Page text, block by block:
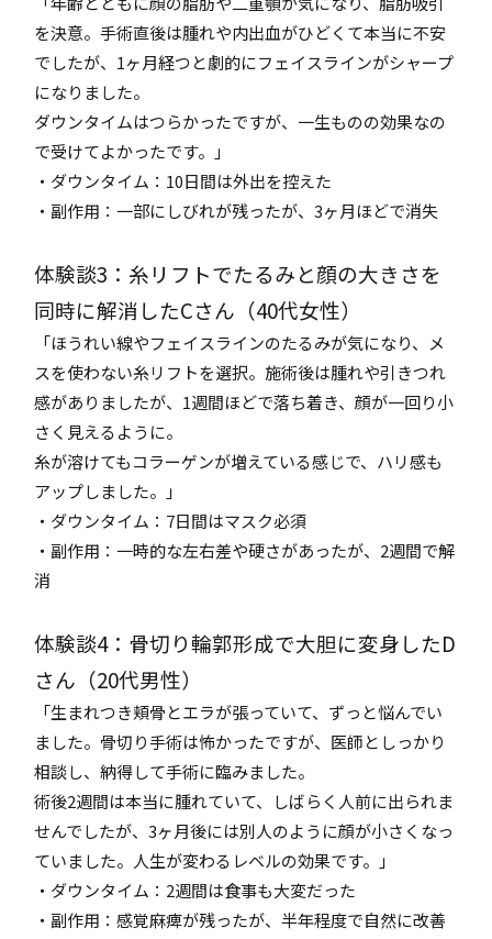
を決意。手術直後は腫れや内出血がひどくて本当に不安
でしたが、1ヶ月経つと劇的にフェイスラインがシャープ
になりました。
ダウンタイムはつらかったですが、一生ものの効果なの
で受けてよかったです。」
・ダウンタイム：10日間は外出を控えた
・副作用：一部にしびれが残ったが、3ヶ月ほどで消失
体験談3：糸リフトでたるみと顔の大きさを
同時に解消したCさん（40代女性）
「ほうれい線やフェイスラインのたるみが気になり、メ
スを使わない糸リフトを選択。施術後は腫れや引きつれ
感がありましたが、1週間ほどで落ち着き、顔が一回り小
さく見えるように。
糸が溶けてもコラーゲンが増えている感じで、ハリ感も
アップしました。」
・ダウンタイム：7日間はマスク必須
・副作用：一時的な左右差や硬さがあったが、2週間で解
消
体験談4：骨切り輪郭形成で大胆に変身したD
さん（20代男性）
「生まれつき頬骨とエラが張っていて、ずっと悩んでい
ました。骨切り手術は怖かったですが、医師としっかり
相談し、納得して手術に臨みました。
術後2週間は本当に腫れていて、しばらく人前に出られま
せんでしたが、3ヶ月後には別人のように顔が小さくなっ
ていました。人生が変わるレベルの効果です。」
・ダウンタイム：2週間は食事も大変だった
・副作用：感覚麻痺が残ったが、半年程度で自然に改善